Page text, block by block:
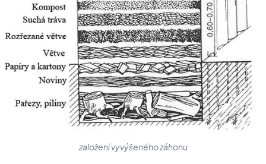
založení vyvýšeného záhonu